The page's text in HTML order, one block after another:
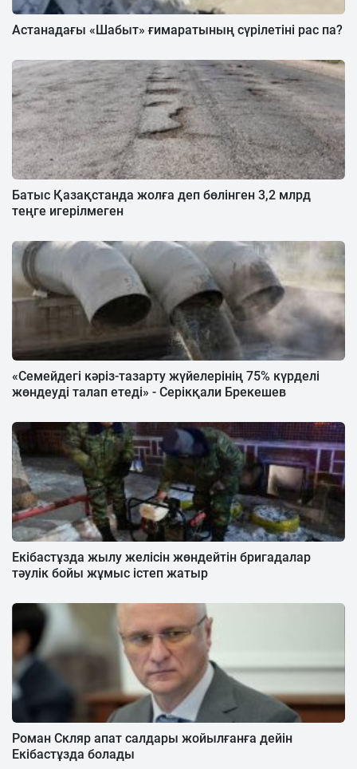
Астанадағы «Шабыт» ғимаратының сүрілетіні рас па?
Батыс Қазақстанда жолға деп бөлінген 3,2 млрд
теңге игерілмеген
«Семейдегі кәріз-тазарту жүйелерінің 75% күрделі
жөндеуді талап етеді» - Серікқали Брекешев
Екібастұзда жылу желісін жөндейтін бригадалар
тәулік бойы жұмыс істеп жатыр
Роман Скляр апат салдары жойылғанға дейін
Екібастұзда болады